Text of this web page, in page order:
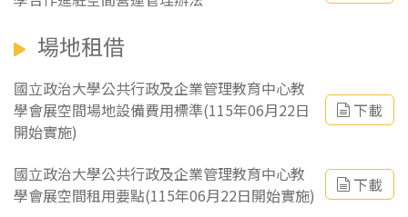
場地租借
國立政治大學公共行政及企業管理教育中心教
學會展空間場地設備費用標準(115年06月22日
開始實施)
下載
國立政治大學公共行政及企業管理教育中心教
學會展空間租用要點(115年06月22日開始實施)
下載